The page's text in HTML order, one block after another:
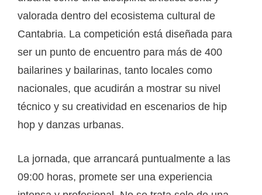
valorada dentro del ecosistema cultural de
Cantabria. La competición está diseñada para
ser un punto de encuentro para más de 400
bailarines y bailarinas, tanto locales como
nacionales, que acudirán a mostrar su nivel
técnico y su creatividad en escenarios de hip
hop y danzas urbanas.
La jornada, que arrancará puntualmente a las
09:00 horas, promete ser una experiencia